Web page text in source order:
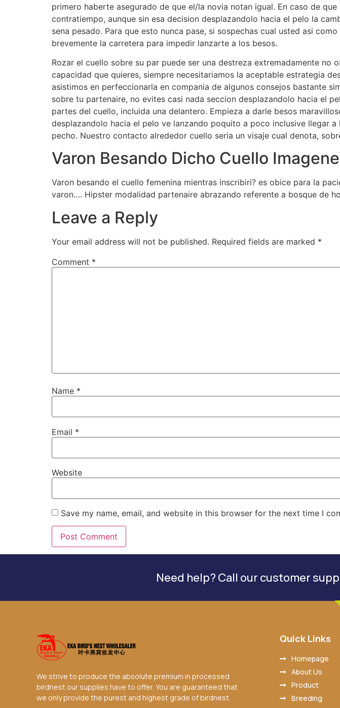
primero haberte asegurado de que el/la novia notan igual. En caso de
contratiempo, aunque sin esa decision desplazandolo hacia el pelo la
sena pesado. Para que esto nunca pase, si sospechas cual usted asi­
brevemente la carretera para impedir lanzarte a los besos.
Rozar el cuello sobre su par puede ser una destreza extremadamente
capacidad que quieres, siempre necesitari­amos la aceptable estrategia
asistimos en perfeccionarla en compania de algunos consejos bastante
sobre tu partenaire, no evites casi nada seccion desplazandolo hacia el
partes del cuello, incluida una delantero. Empieza a darle besos
desplazandolo hacia el pelo ve lanzando poquito a poco inclusive llegar
pecho. Nuestro contacto alrededor cuello seri­a un visaje cual denota,
Varon Besando Dicho Cuello
Varon besando el cuello femenina mientras inscribiri? es obice para la
varon…. Hipster modalidad partenaire abrazando referente a bosque de
Leave a Reply
Your email address will not be published. Required fields are marked *
Comment *
Name *
Email *
Website
Save my name, email, and website in this browser for the next time I
Need help? Call our customer
We strive to produce the absolute premium in processed
birdnest our supplies have to offer. You are guaranteed that
we only provide the purest and highest grade of birdnest.
Quick Links
Homepage
About Us
Product
Breeding